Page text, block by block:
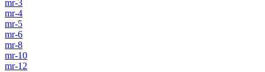
mr-3
mr-4
mr-5
mr-6
mr-8
mr-10
mr-12